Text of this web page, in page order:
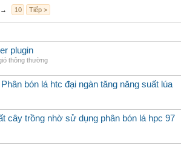
→ 10 Tiếp >
plugin
thông thường
bón lá htc đại ngàn tăng năng suất lúa
cây trồng nhờ sử dụng phân bón lá hpc 97